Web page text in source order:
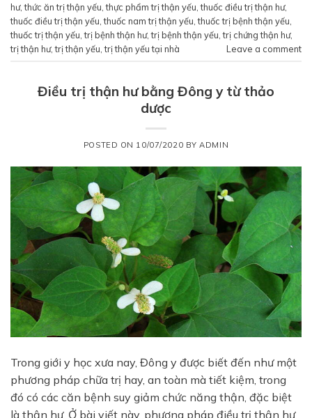
hư,thức ăn trị thận yếu ,thực phẩm trị thận yếu ,thuốc điều trị thận hư,
thuốc điều trị thận yếu ,thuốc nam trị thận yếu ,thuốc trị bệnh thận yếu
thuốc trị thận yếu ,trị bệnh thận hư,trị bệnh thận yếu ,trị chứng thận hư,
trị thận hư,trị thận yếu ,trị thận yếu tại nhà Leave a comment
Điều trị thận hư bằng Đông y từ thảo
dược
POSTED ON 10/07/2020 BYADMIN
Trong giới y học xưa nay, Đông y được biết đến như một
phương pháp chữa trị hay, an toàn mà tiết kiệm, trong
đó có các căn bệnh suy giảm chức năng thận, đặc biệt
là thận hư. Ở bài viết này, phương pháp điều trị thận hư